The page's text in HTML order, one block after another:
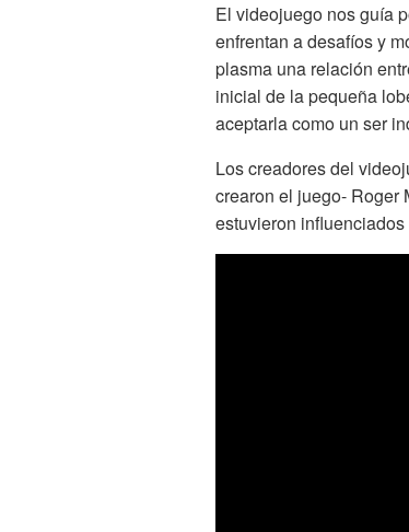
El videojuego nos guía
enfrentan a desafíos y
plasma una relación
inicial de la pequeña
aceptarla como un ser
Los creadores del
crearon el juego- Roger
estuvieron